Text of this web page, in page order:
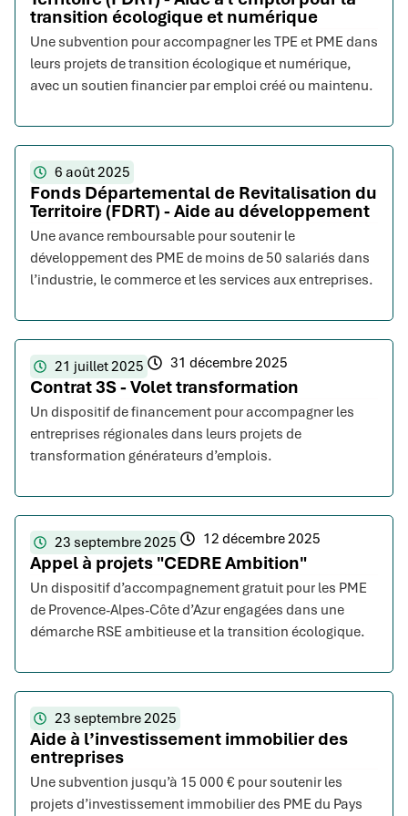
transition écologique et numérique
Une subvention pour accompagner les TPE et PME dans
leurs projets de transition écologique et numérique,
avec un soutien financier par emploi créé ou maintenu.
6 août 2025
Fonds Départemental de Revitalisation du
Territoire (FDRT) - Aide au développement
Une avance remboursable pour soutenir le
développement des PME de moins de 50 salariés dans
l’industrie, le commerce et les services aux entreprises.
21 juillet 2025 31 décembre 2025
Contrat 3S - Volet transformation
Un dispositif de financement pour accompagner les
entreprises régionales dans leurs projets de
transformation générateurs d’emplois.
23 septembre 2025 12 décembre 2025
Appel à projets "CEDRE Ambition"
Un dispositif d’accompagnement gratuit pour les PME
de Provence-Alpes-Côte d’Azur engagées dans une
démarche RSE ambitieuse et la transition écologique.
23 septembre 2025
Aide à l’investissement immobilier des
entreprises
Une subvention jusqu’à 15 000 € pour soutenir les
projets d’investissement immobilier des PME du Pays